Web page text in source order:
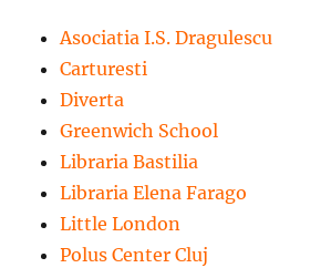
Asociatia I.S. Dragulescu
Carturesti
Diverta
Greenwich School
Libraria Bastilia
Libraria Elena Farago
Little London
Polus Center Cluj